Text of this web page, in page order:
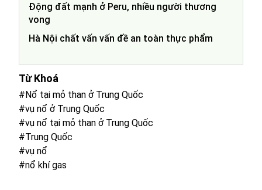
Động đất mạnh ở Peru, nhiều người thương
vong
Hà Nội chất vấn vấn đề an toàn thực phẩm
Từ Khoá
#Nổ tại mỏ than ở Trung Quốc
#vụ nổ ở Trung Quốc
#vụ nổ tại mỏ than ở Trung Quốc
#Trung Quốc
#vụ nổ
#nổ khí gas